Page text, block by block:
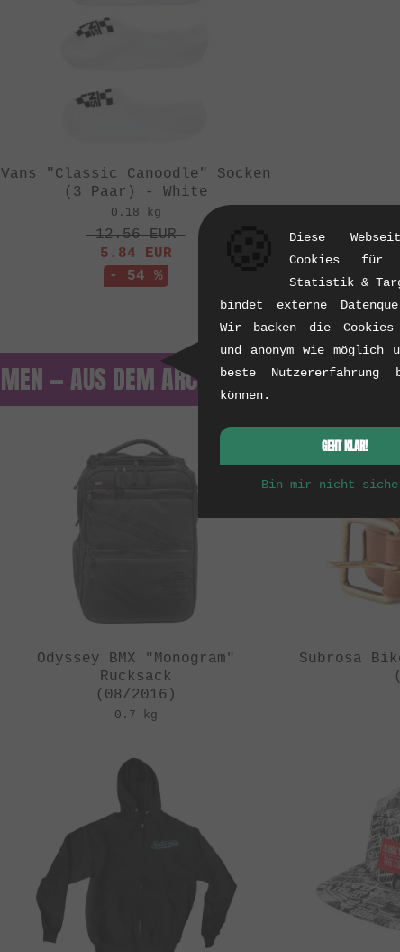
Vans "Classic Canoodle" Socken
(3 Paar) - White
0.18 kg
12.56EUR
5.84 EUR
- 54 %
MEN — AUS DEM ARCHIV
Odyssey BMX "Monogram"
Rucksack
(08/2016)
0.7 kg
Subrosa
Diese
Cookies für
Statistik &
bindet externe
Wir backen die
und anonym wie möglich
beste Nutzererfahrung
können.
GEHT KLAR!
Bin mir nicht